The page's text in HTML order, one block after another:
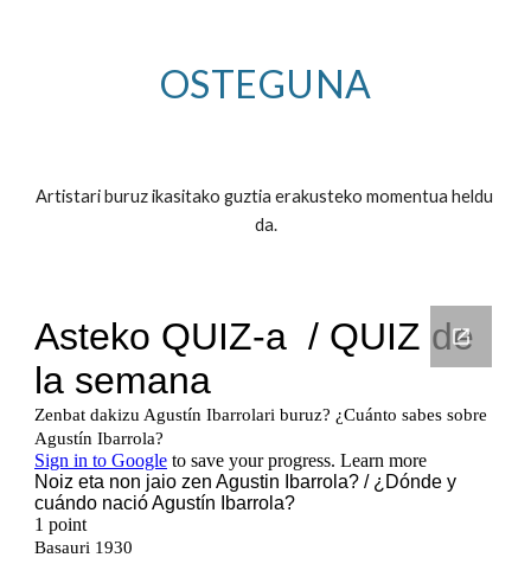
OSTEGUNA
Artistari buruz ikasitako guztia erakusteko momentua heldu
da.